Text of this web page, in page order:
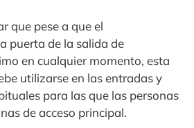
que pese a que el
puerta de la salida de
en cualquier momento, esta
utilizarse en las entradas y
para las que las personas
de acceso principal.